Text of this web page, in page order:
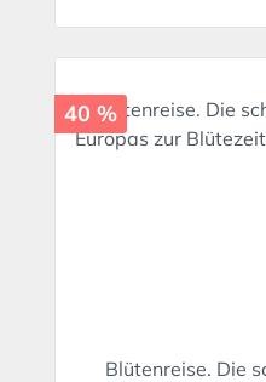
40 %
Blütenreise. Die